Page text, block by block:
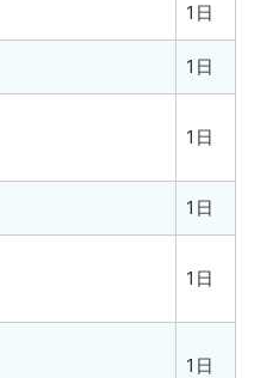
1日
1日
1日
1日
1日
1日